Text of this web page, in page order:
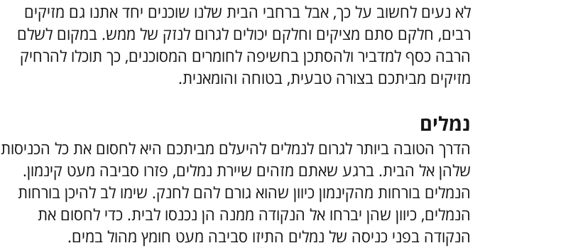
לא נעים לחשוב על כך, אבל ברחבי הבית שלנו שוכנים יחד אתנו גם מזיקים
רבים, חלקם סתם מציקים וחלקם יכולים לגרום לנזק של ממש. במקום לשלם
הרבה כסף למדביר ולהסתכן בחשיפה לחומרים המסוכנים, כך תוכלו להרחיק
מזיקים מביתכם בצורה טבעית, בטוחה והומאנית.
נמלים
הדרך הטובה ביותר לגרום לנמלים להיעלם מביתכם היא לחסום את כל הכניסות
שלהן אל הבית. ברגע שאתם מזהים שיירת נמלים, פזרו סביבה מעט קינמון.
הנמלים בורחות מהקינמון כיוון שהוא גורם להם לחנק. שימו לב להיכן בורחות
הנמלים, כיוון שהן יברחו אל הנקודה ממנה הן נכנסו לבית. כדי לחסום את
הנקודה בפני כניסה של נמלים התיזו סביבה מעט חומץ מהול במים.